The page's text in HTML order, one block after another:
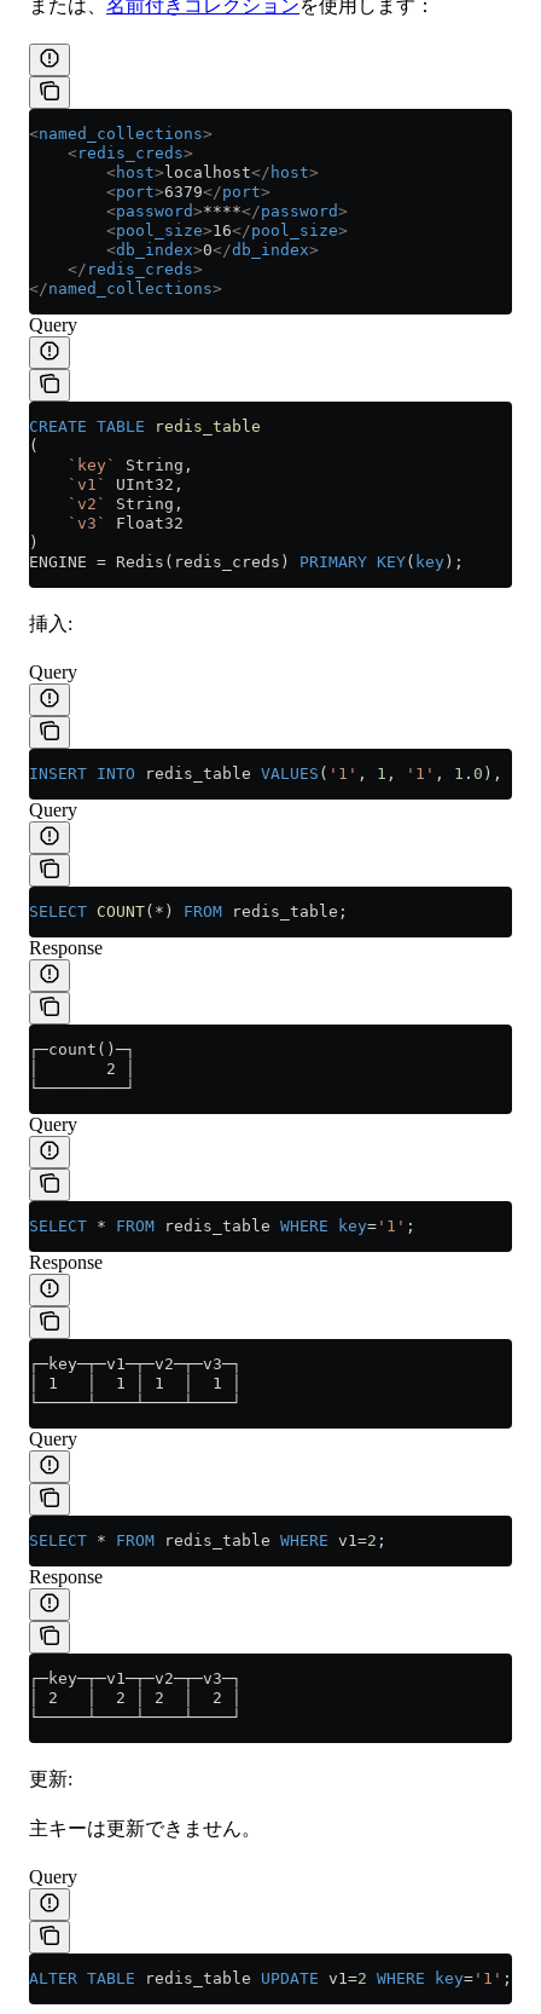
または、 名前付きコレクションを使用します：
<named_collections>
    <
redis_creds>
        <
host> localhost</ host>
        <
port>6379</port>
        <
password>****</password>
        <
pool_size>16</pool_size>
        <
db_index>0</db_index>
    </
redis_creds>
</named_collections>
Query
CREATE TABLE redis_table
(
    `key`
String,
    `v1`
UInt32,
    `v2`
String,
    `v3`
Float32
)
ENGINE = Redis(redis_creds) PRIMARY KEY( key );
挿入:
Query
INSERT INTO redis_table VALUES ( '1' , 1 , '1' , 1 . 0 ), (
Query
SELECT COUNT( * ) FROM redis_table;
Response
┌─count()─┐
│       2 │
└─────────┘
Query
SELECT * FROM redis_table WHERE key= '1' ;
Response
┌─key─┬─v1─┬─v2─┬─v3─┐
│ 1   │  1 │ 1  │  1 │
└─────┴────┴────┴────┘
Query
SELECT * FROM redis_table WHERE v1=2 ;
Response
┌─key─┬─v1─┬─v2─┬─v3─┐
│ 2   │  2 │ 2  │  2 │
└─────┴────┴────┴────┘
更新:
主キーは更新できません。
Query
ALTER TABLE redis_table UPDATE v1=2 WHERE key= '1' ;